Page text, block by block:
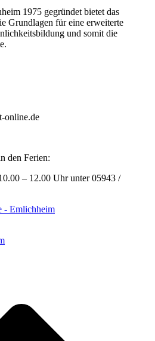
1975 gegründet bietet das
Grundlagen für eine erweiterte
und somit die
online.de
den Ferien:
– 12.00 Uhr unter 05943 /